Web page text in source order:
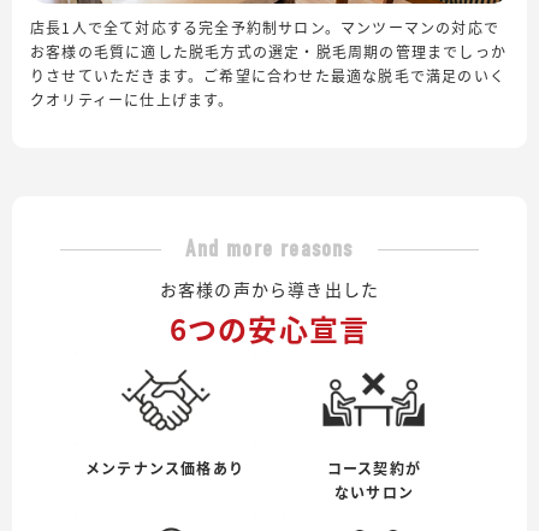
店長1人で全て対応する完全予約制サロン。マンツーマンの対応で
お客様の毛質に適した脱毛方式の選定・脱毛周期の管理までしっか
りさせていただきます。ご希望に合わせた最適な脱毛で満足のいく
クオリティーに仕上げます。
And more reasons
お客様の声から導き出した
6つの安心宣言
メンテナンス価格あり
コース契約が
ないサロン